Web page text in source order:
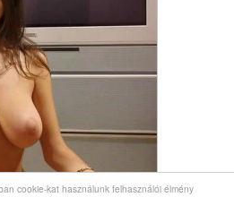
cookie-kat használunk felhasználói élmény